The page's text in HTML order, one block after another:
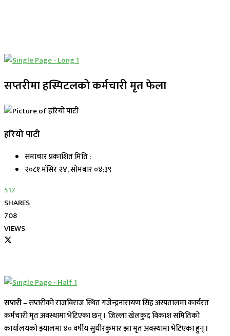
सप्तरीमा हस्पिटलको कर्मचारी मृत फेला
हरियो पाटी
समाचार प्रकाशित मिति :
२०८१ मंसिर २४, सोमबार ०४:३९
517
SHARES
708
VIEWS
सप्तरी– सप्तरीको राजविराज स्थित गजेन्द्रनारायण सिंह अस्पतालमा कार्यरत
कर्मचारी मृत अवस्थामा भेटिएका छन् । जिल्ला खेलकुद विकाश समितिको
कार्यालयको झ्यालमा ४० वर्षीय सुधीरकुमार झा मृत अवस्थामा भेटिएका हुन् ।